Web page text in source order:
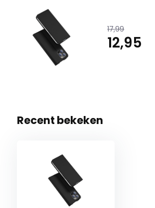
17,99
12,95
Recent bekeken